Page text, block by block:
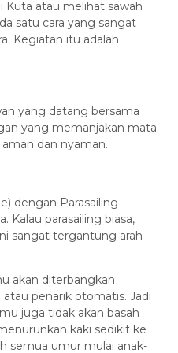
Kuta atau melihat sawah
satu cara yang sangat
Kegiatan itu adalah
yang datang bersama
yang memanjakan mata.
dan nyaman.
dengan Parasailing
Kalau parasailing biasa,
sangat tergantung arah
akan diterbangkan
penarik otomatis. Jadi
juga tidak akan basah
kaki sedikit ke
semua umur mulai anak-